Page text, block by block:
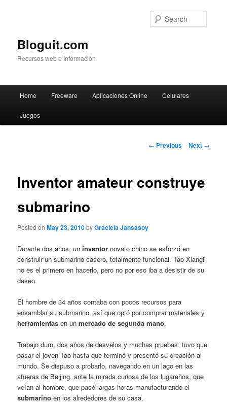
Bloguit.com
Recursos web e Información
Skip
to
Home Freeware Aplicaciones Online Celulares
Juegos
Post
← Previous Next →
Inventor amateur construye
submarino
Posted onMay 23, 2010byGraciela Jansasoy
Durante dos años, uninventor novato chino se esforzó en
construir un submarino casero, totalmente funcional. Tao Xiangli
no es el primero en hacerlo, pero no por eso iba a desistir de su
deseo.
El hombre de 34 años contaba con pocos recursos para
ensamblar su submarino, así que optó por comprar materiales y
herramientas en unmercado de segunda mano.
Trabajo duro, dos años de desvelos y muchas pruebas, tuvo que
pasar el joven Tao hasta que terminó y presentó su creación al
mundo. Se dispuso a probarlo, navegando en un lago en las
afueras de Beijing, ante la mirada curiosa de los lugareños, que
veían al hombre, que pasó largas horas manufacturando el
submarinoen los alrededores de su casa.